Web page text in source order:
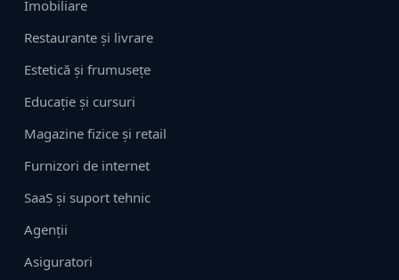
Imobiliare
Restaurante și livrare
Estetică și frumusețe
Educație și cursuri
Magazine fizice și retail
Furnizori de internet
SaaS și suport tehnic
Agenții
Asiguratori